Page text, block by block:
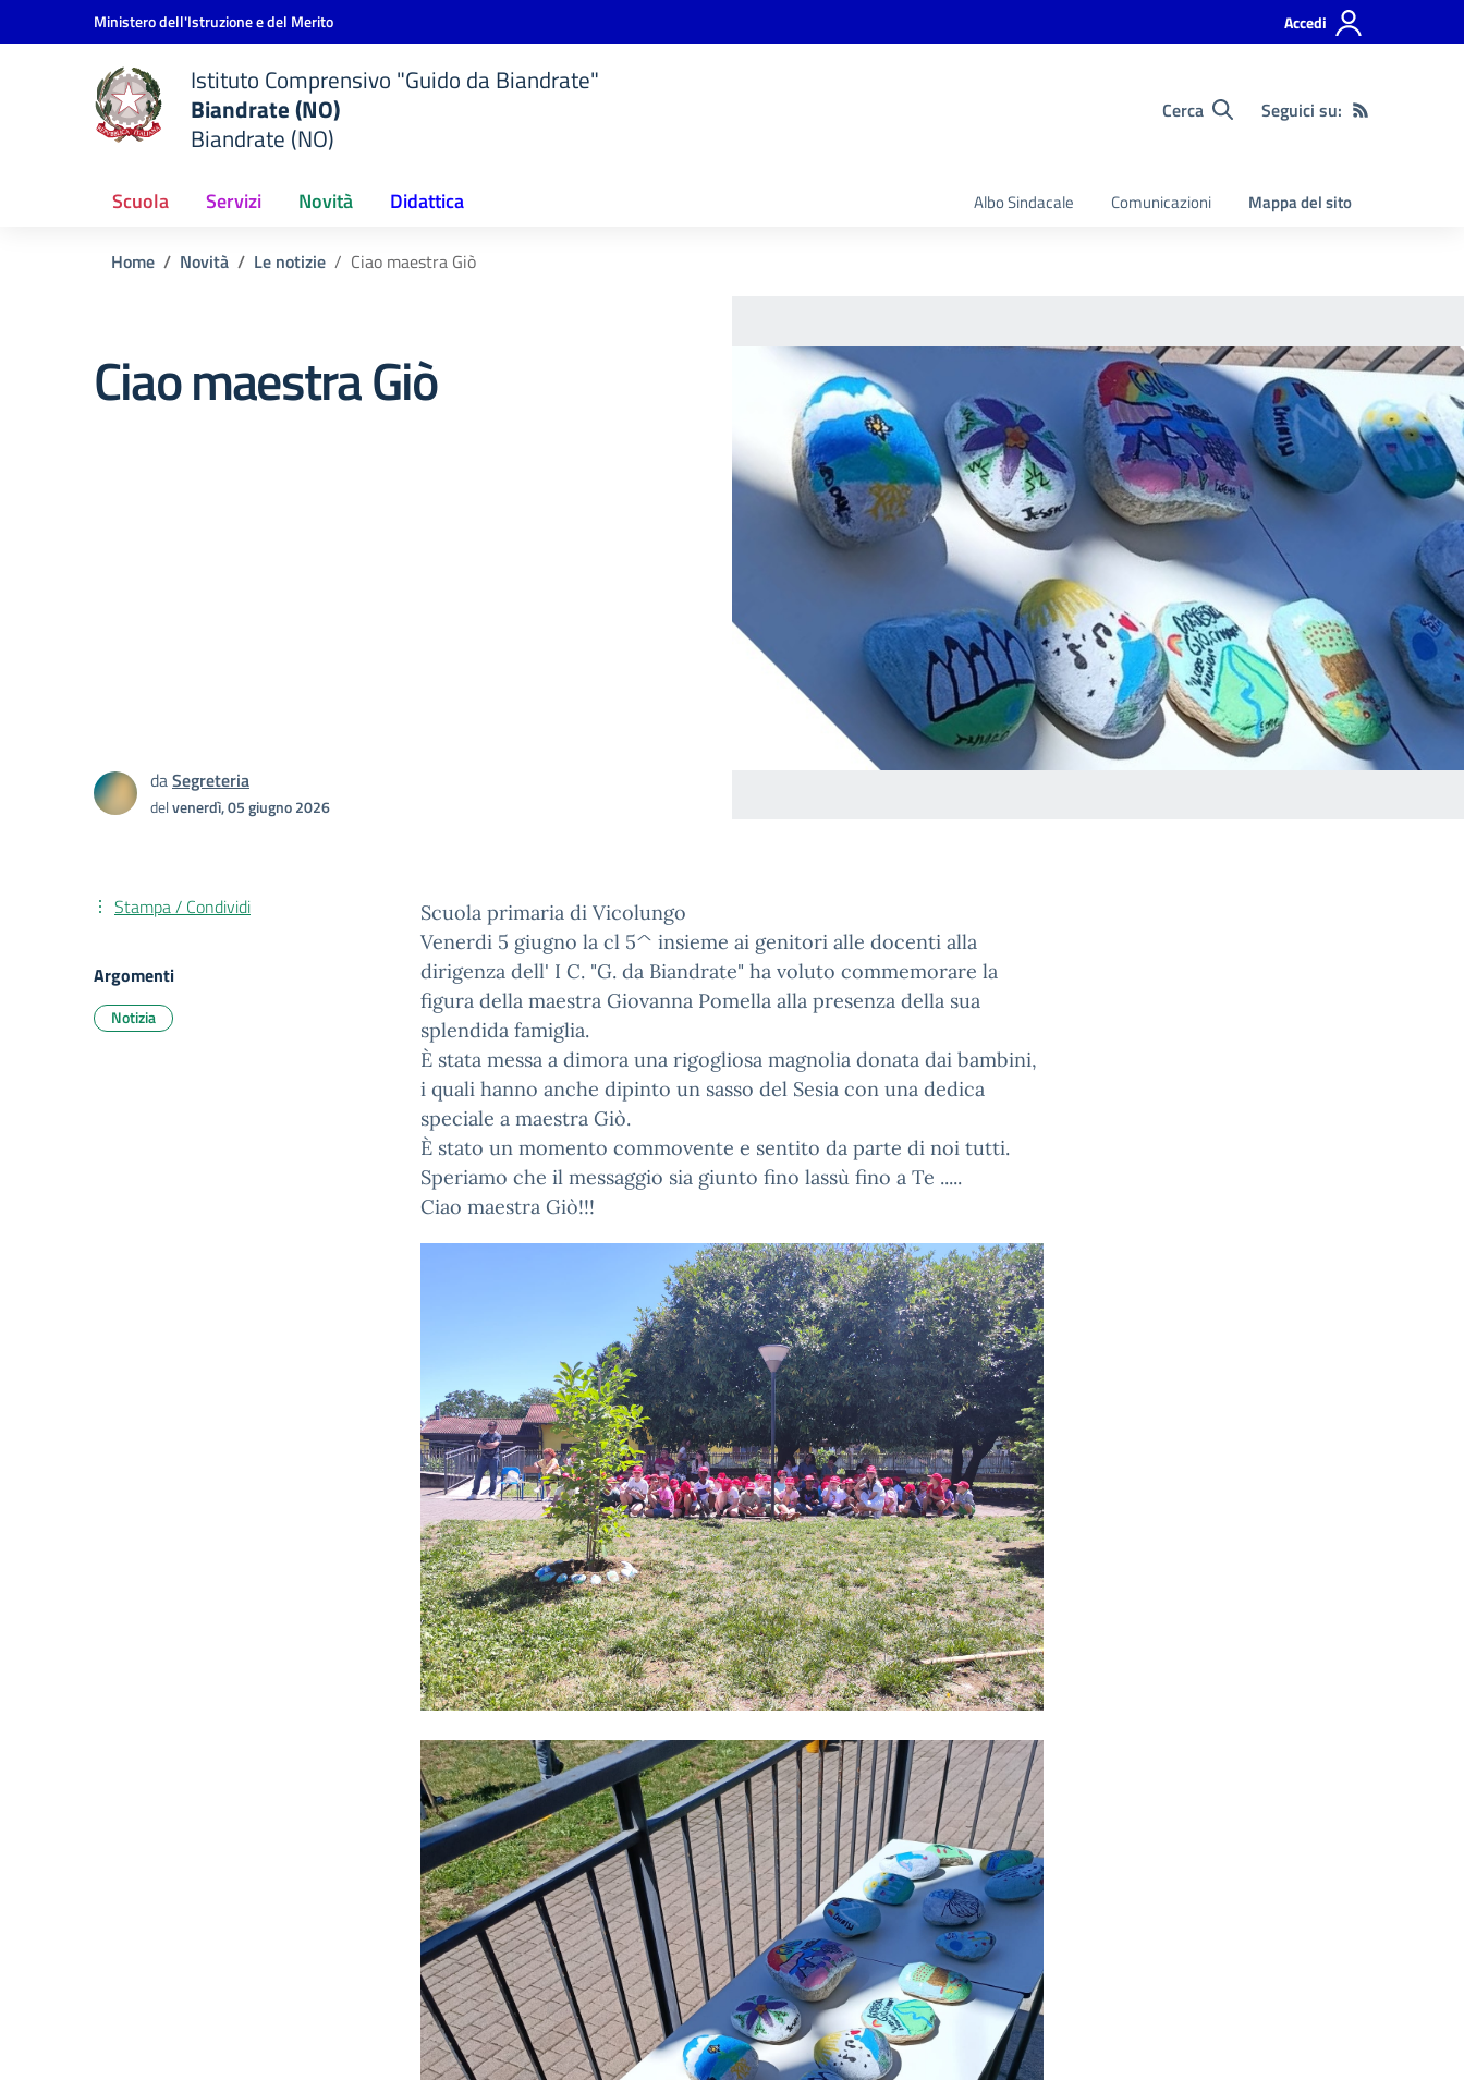
Vai ai contenuti
Vai al menu di navigazioneMinistero dell'Istruzione e del Merito Accedi
Istituto Comprensivo "Guido da Biandrate"
Biandrate (NO)
Biandrate (NO)
Cerca Seguici su:
Scuola Servizi Novità Didattica Albo Sindacale Comunicazioni Mappa del sito
Home Novità Le notizie Ciao maestra Giò
Ciao maestra Giò
daSegreteria
delvenerdì, 05 giugno 2026
Scuola primaria di Vicolungo
Venerdi 5 giugno la cl 5^ insieme ai genitori alle docenti alla
dirigenza dell' I C. "G. da Biandrate" ha voluto commemorare la
figura della maestra Giovanna Pomella alla presenza della sua
splendida famiglia.
È stata messa a dimora una rigogliosa magnolia donata dai bambini,
i quali hanno anche dipinto un sasso del Sesia con una dedica
speciale a maestra Giò.
È stato un momento commovente e sentito da parte di noi tutti.
Speriamo che il messaggio sia giunto fino lassù fino a Te .....
Ciao maestra Giò!!!
Stampa / Condividi
Argomenti
Notizia